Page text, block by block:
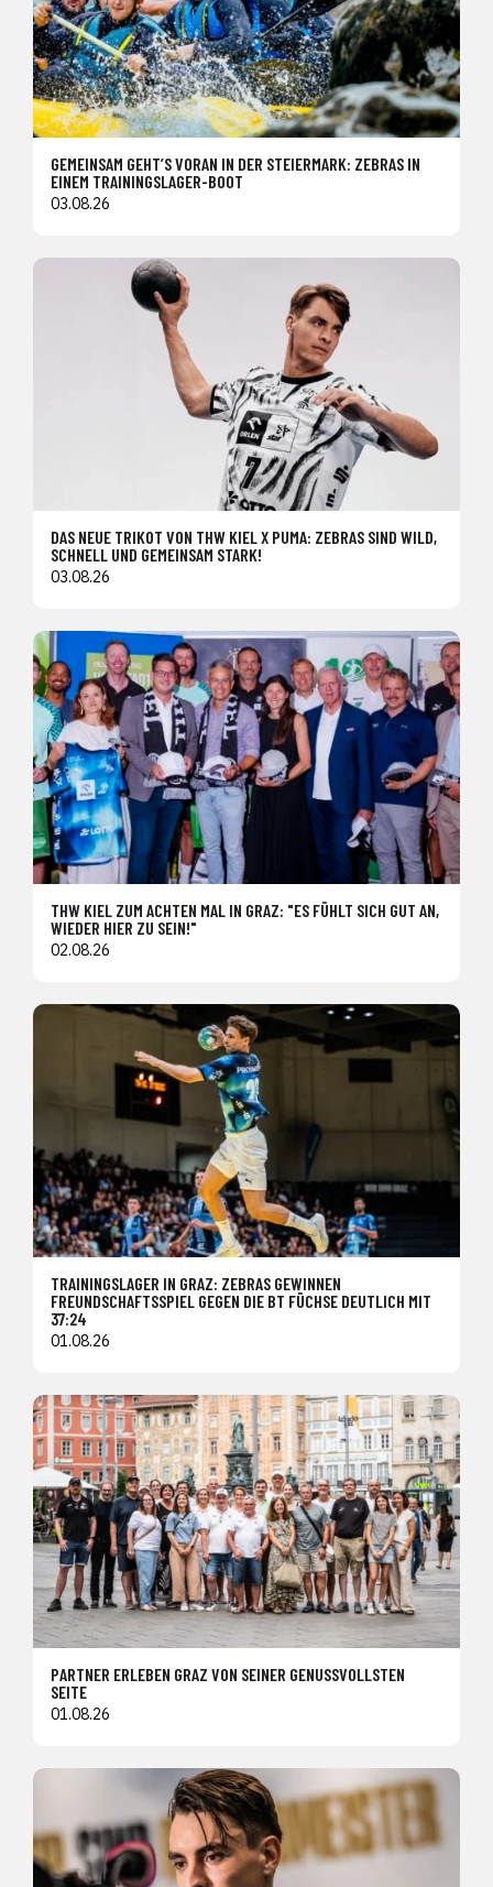
GEMEINSAM GEHT’S VORAN IN DER STEIERMARK: ZEBRAS IN
EINEM TRAININGSLAGER-BOOT
03.08.26
DAS NEUE TRIKOT VON THW KIEL X PUMA: ZEBRAS SIND WILD,
SCHNELL UND GEMEINSAM STARK!
03.08.26
THW KIEL ZUM ACHTEN MAL IN GRAZ: "ES FÜHLT SICH GUT AN,
WIEDER HIER ZU SEIN!"
02.08.26
TRAININGSLAGER IN GRAZ: ZEBRAS GEWINNEN
FREUNDSCHAFTSSPIEL GEGEN DIE BT FÜCHSE DEUTLICH MIT
37:24
01.08.26
PARTNER ERLEBEN GRAZ VON SEINER GENUSSVOLLSTEN
SEITE
01.08.26